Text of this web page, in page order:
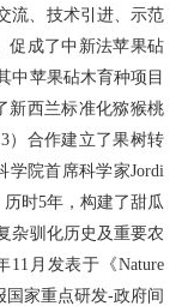
流、技术引进、示范
促成了中新法苹果砧
中苹果砧木育种项目
新西兰标准化猕猴桃
）合作建立了果树转
学院首席科学家Jordi
历时5年，构建了甜瓜
杂驯化历史及重要农
11月发表于《Nature
国家重点研发-政府间